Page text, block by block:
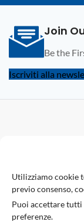
Utilizziamo cookie
previo consenso,
Puoi accettare
preferenze.
Join
Be the
Iscriviti alla
73010 Sogliano